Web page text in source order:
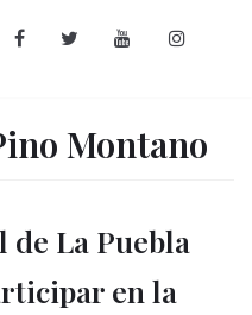
Montano
de La Puebla
en la